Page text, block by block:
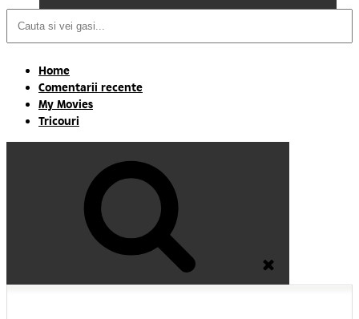
Home
Comentarii recente
My Movies
Tricouri